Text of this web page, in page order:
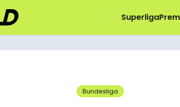
Superliga
Bundesliga